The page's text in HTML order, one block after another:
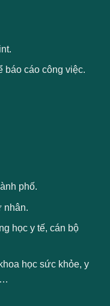
báo cáo công việc.
phố.
nhân.
học y tế, cán bộ
học sức khỏe, y